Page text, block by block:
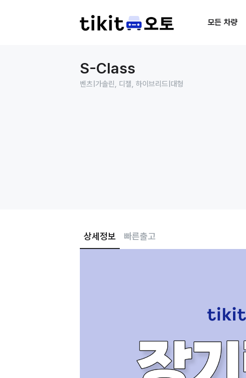
모든 차량
S-Class
벤츠 가솔린, 디젤, 하이브리드 대형
상세정보 빠른출고